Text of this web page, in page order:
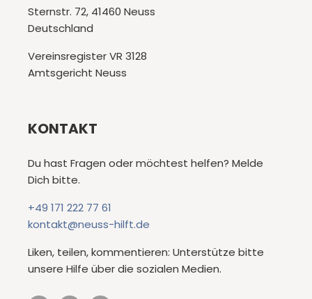
Sternstr. 72, 41460 Neuss
Deutschland
Vereinsregister VR 3128
Amtsgericht Neuss
KONTAKT
Du hast Fragen oder möchtest helfen? Melde
Dich bitte.
+49 171 222 77 61
kontakt@neuss-hilft.de
Liken, teilen, kommentieren: Unterstütze bitte
unsere Hilfe über die sozialen Medien.